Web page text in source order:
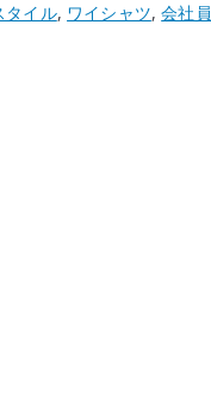
タイル, ワイシャツ,会社員